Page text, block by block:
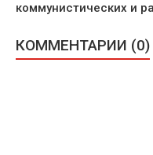
коммунистических и
КОММЕНТАРИИ (0)